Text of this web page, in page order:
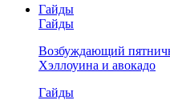
Гайды
Гайды
Возбуждающий
Хэллоуина и авокадо
Гайды